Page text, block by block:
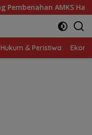
Ketua TP PKK
Hukum & Peristiwa